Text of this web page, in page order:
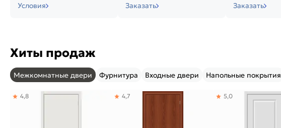
Условия Заказать Заказать
Хиты продаж
Межкомнатные двери Фурнитура Входные двери Напольные покрытия
4,8 4,7 5,0